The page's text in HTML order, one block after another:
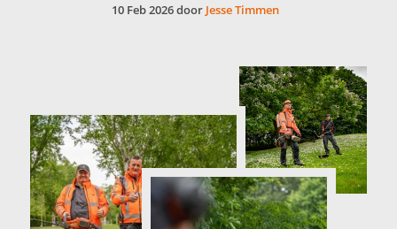
10 Feb 2026 door Jesse Timmen